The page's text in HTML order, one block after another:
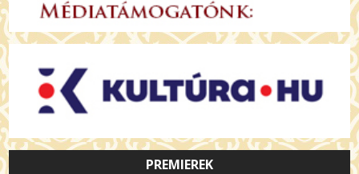
PREMIEREK